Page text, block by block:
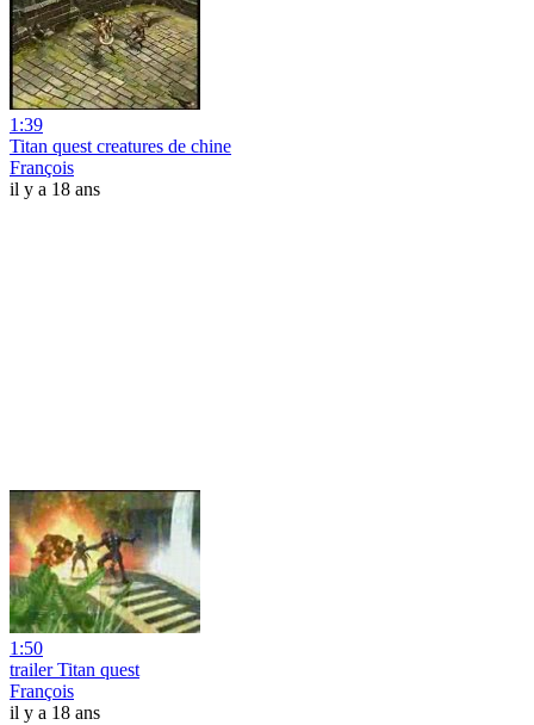
1:39
Titan quest creatures de chine
François
il y a 18 ans
1:50
trailer Titan quest
François
il y a 18 ans